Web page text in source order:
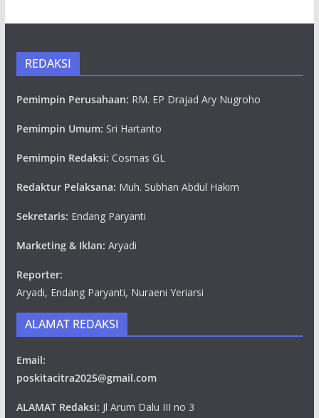
REDAKSI
Pemimpin Perusahaan: RM. EP Drajad Ary Nugroho
Pemimpin Umum: Sri Hartanto
Pemimpin Redaksi: Cosmas GL
Redaktur Pelaksana: Muh. Subhan Abdul Hakim
Sekretaris: Endang Paryanti
Marketing & Iklan: Aryadi
Reporter:
Aryadi, Endang Paryanti, Nuraeni Yeriarsi
ALAMAT REDAKSI
Email:
poskitacitra2025@gmail.com
ALAMAT Redaksi: Jl Arum Dalu III no 3